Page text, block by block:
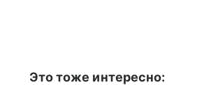
Это тоже интересно: